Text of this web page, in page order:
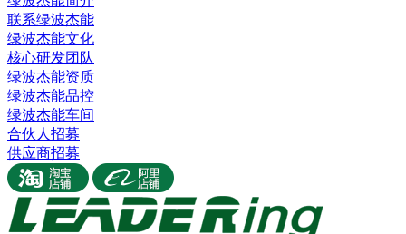
联系绿波杰能
绿波杰能文化
核心研发团队
绿波杰能资质
绿波杰能品控
绿波杰能车间
合伙人招募
供应商招募